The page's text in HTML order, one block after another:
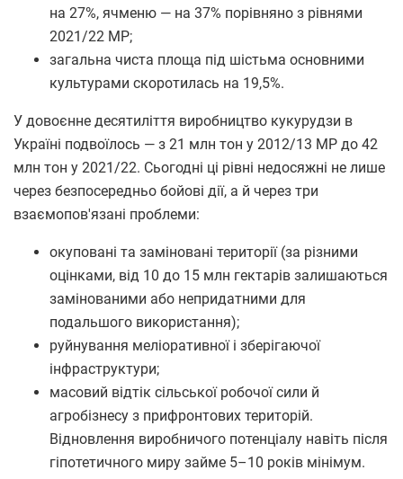
на 27%, ячменю — на 37% порівняно з рівнями
2021/22 МР;
загальна чиста площа під шістьма основними
культурами скоротилась на 19,5%.
У довоєнне десятиліття виробництво кукурудзи в
Україні подвоїлось — з 21 млн тон у 2012/13 МР до 42
млн тон у 2021/22. Сьогодні ці рівні недосяжні не лише
через безпосередньо бойові дії, а й через три
взаємопов'язані проблеми:
окуповані та заміновані території (за різними
оцінками, від 10 до 15 млн гектарів залишаються
замінованими або непридатними для
подальшого використання);
руйнування меліоративної і зберігаючої
інфраструктури;
масовий відтік сільської робочої сили й
агробізнесу з прифронтових територій.
Відновлення виробничого потенціалу навіть після
гіпотетичного миру займе 5–10 років мінімум.